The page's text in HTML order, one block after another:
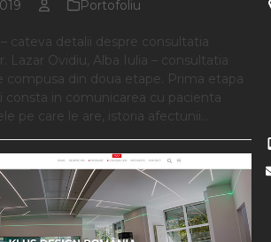
Portofoliu
cateva detalii despre consultatia
Lazar Ovidiu, Alba Iulia – consultatia
compusa din doua etape. Prima etapa
consta in comunicarea cu pacienta
pe care le are, istoria afectunii…